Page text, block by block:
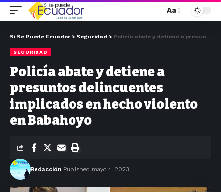
Aa
Si Se Puede Ecuador > Seguridad > Policía abate y detiene a presuntos delincuentes implicados en hecho violento en Babahoyo
SEGURIDAD
Policía abate y detiene a
presuntos delincuentes
implicados en hecho violento
en Babahoyo
Redacción Published mayo 4, 2023